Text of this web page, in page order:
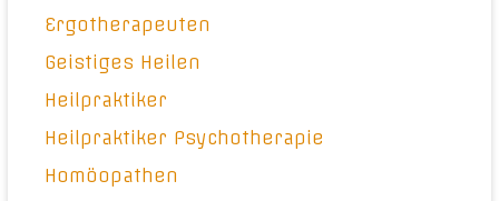
Ergotherapeuten
Geistiges Heilen
Heilpraktiker
Heilpraktiker Psychotherapie
Homöopathen